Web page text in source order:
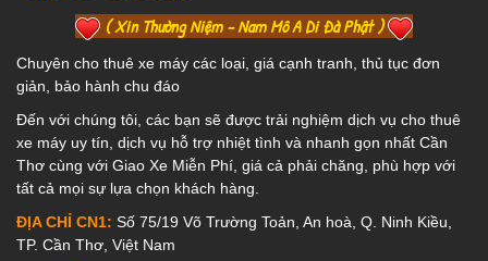
( Xin Thường Niệm - Nam Mô A Di Đà Phật )
Chuyên cho thuê xe máy các loại, giá cạnh tranh, thủ tục đơn
giản, bảo hành chu đáo
Đến với chúng tôi, các bạn sẽ được trải nghiệm dịch vụ cho thuê
xe máy uy tín, dịch vụ hỗ trợ nhiệt tình và nhanh gọn nhất Cần
Thơ cùng với Giao Xe Miễn Phí, giá cả phải chăng, phù hợp với
tất cả mọi sự lựa chọn khách hàng.
ĐỊA CHỈ CN1: Số 75/19 Võ Trường Toản, An hoà, Q. Ninh Kiều,
TP. Cần Thơ, Việt Nam